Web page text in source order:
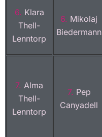
6. Klara
Thell-
Lenntorp
6. Mikolaj
Biedermann
7. Alma
Thell-
Lenntorp
7. Pep
Canyadell